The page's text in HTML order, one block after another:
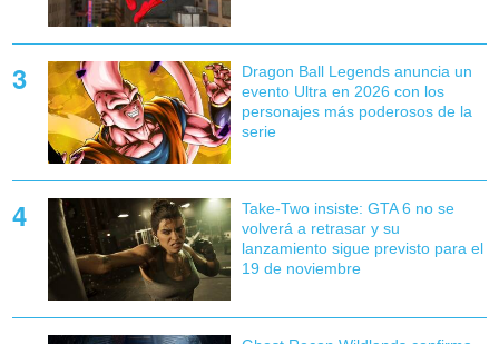
Dragon Ball Legends anuncia un
evento Ultra en 2026 con los
personajes más poderosos de la
serie
Take-Two insiste: GTA 6 no se
volverá a retrasar y su
lanzamiento sigue previsto para el
19 de noviembre